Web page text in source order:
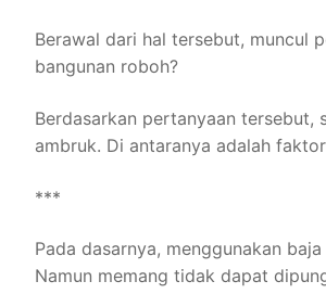
Berawal dari hal tersebut, muncul
bangunan roboh?
Berdasarkan pertanyaan
ambruk. Di antaranya adalah
***
Pada dasarnya, menggunakan
Namun memang tidak dapat